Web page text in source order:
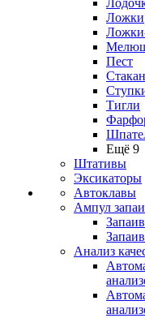
Ложки
Пест
Тигли
Ещё 9
Штативы
Эксикаторы
Автоклавы
Ампул
Анализ